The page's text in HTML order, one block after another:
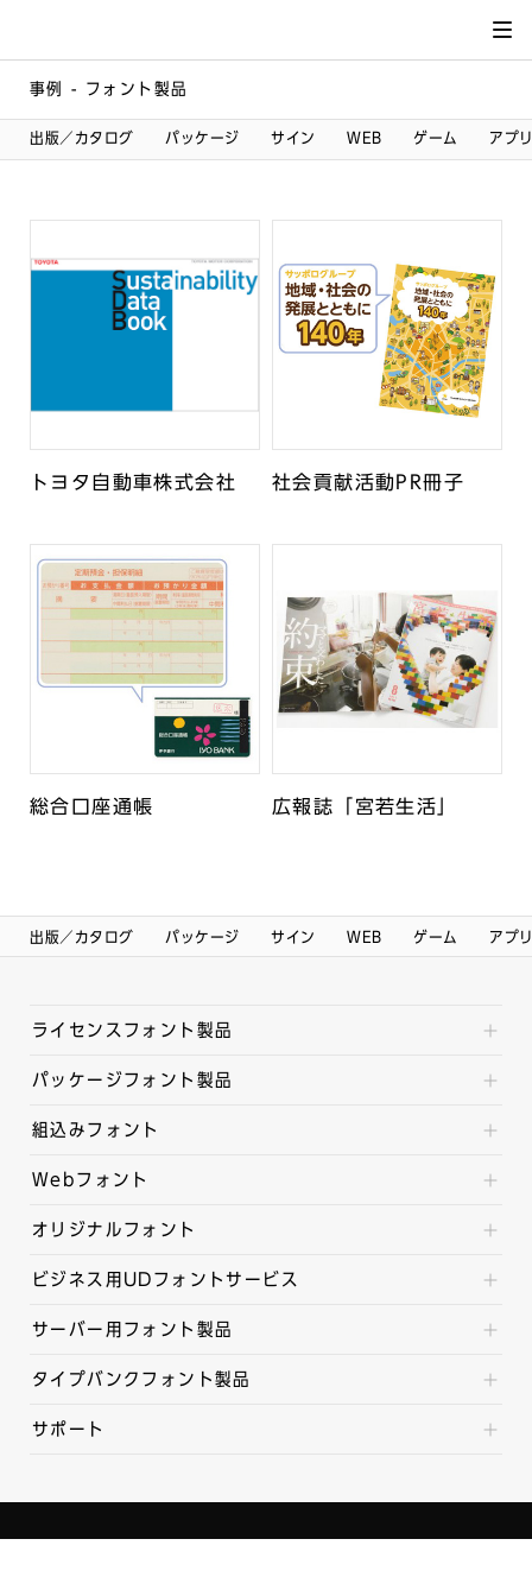
飛ばし
へ移動
事例 - フォント製品
出版／カタログ パッケージ サイン WEB ゲーム アプ
トヨタ自動車株式会社 社会貢献活動PR冊子
総合口座通帳 広報誌「宮若生活」
出版／カタログ パッケージ サイン WEB ゲーム アプ
ライセンスフォント製品
パッケージフォント製品
組込みフォント
Webフォント
オリジナルフォント
ビジネス用UDフォントサービス
サーバー用フォント製品
タイプバンクフォント製品
サポート